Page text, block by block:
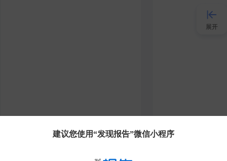
建议您使用“发现报告”微信小程序
展开
APP